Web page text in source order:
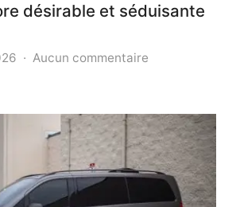
désirable et séduisante
Aucun commentaire
désirable
et
séduisante
en
amour